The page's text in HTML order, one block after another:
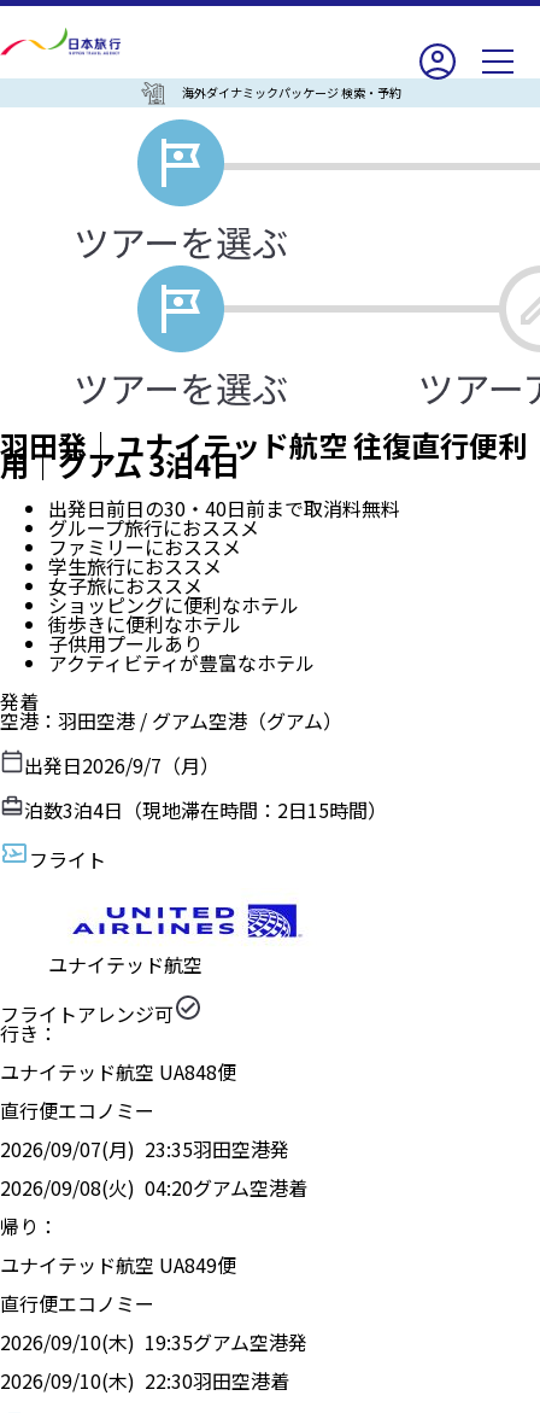
海外ダイナミックパッケージ 検索・予約
羽田発｜ユナイテッド航空 往復直行便利
用｜グアム 3泊4日
出発日前日の30・40日前まで取消料無料
グループ旅行におススメ
ファミリーにおススメ
学生旅行におススメ
女子旅におススメ
ショッピングに便利なホテル
街歩きに便利なホテル
子供用プールあり
アクティビティが豊富なホテル
発着
空港 ： 羽田空港 / グアム空港 （グアム）
出発日2026/9/7（月）
泊数3泊4日（現地滞在時間： 2日15時間）
フライト
ユナイテッド航空
フライトアレンジ可
行き：
ユナイテッド航空 UA848便
直行便エコノミー
2026/09/07(月) 23:35羽田空港発
2026/09/08(火) 04:20グアム空港着
帰り：
ユナイテッド航空 UA849便
直行便エコノミー
2026/09/10(木) 19:35グアム空港発
2026/09/10(木) 22:30羽田空港着